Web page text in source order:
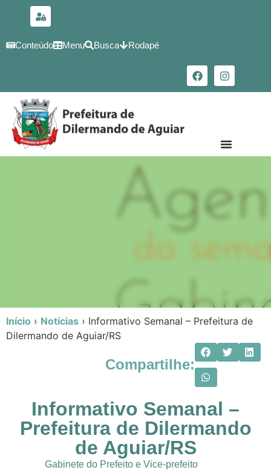
conteúdo
Conteúdo Menu Busca Rodapé
Início › Notícias › Informativo Semanal – Prefeitura de
Dilermando de Aguiar/RS
Compartilhe:
Informativo Semanal –
Prefeitura de Dilermando
de Aguiar/RS
Gabinete do Prefeito e Vice-prefeito